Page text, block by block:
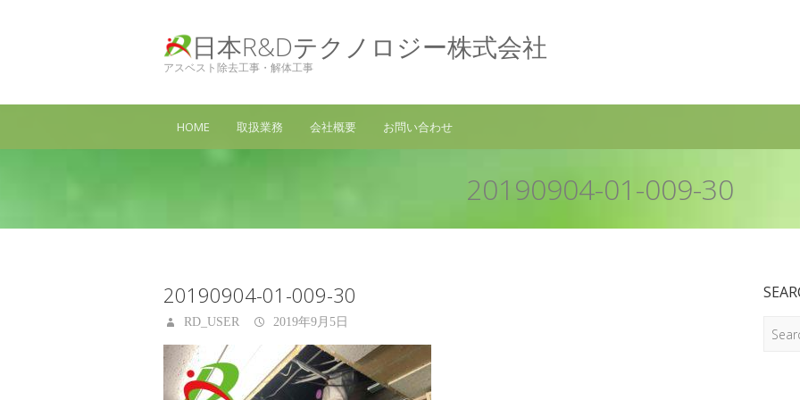
日本R&Dテクノロジー株式会社
アスベスト除去工事・解体工事
HOME 取扱業務 会社概要 お問い合わせ
20190904-01-009-30
20190904-01-009-30
RD_USER 2019年9月5日